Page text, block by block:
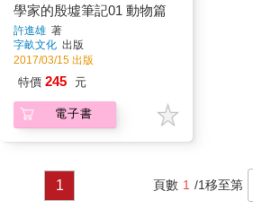
學家的殷墟筆記01 動物篇
許進雄 著
字畝文化 出版
2017/03/15 出版
特價 245 元
電子書
1 頁數 1 /1移至第